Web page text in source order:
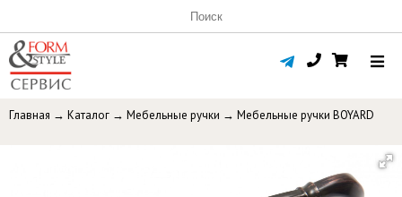
Главная → Каталог → Мебельные ручки → Мебельные ручки BOYARD